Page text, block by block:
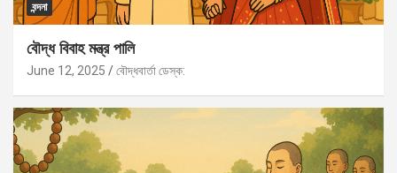
বন্দনা
বৌদ্ধ বিবাহ মন্ত্র পালি
June 12, 2025 বৌদ্ধবার্তা ডেস্ক: